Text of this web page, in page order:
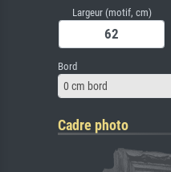
Largeur (motif, cm)
Bord
0 cm bord
Cadre photo